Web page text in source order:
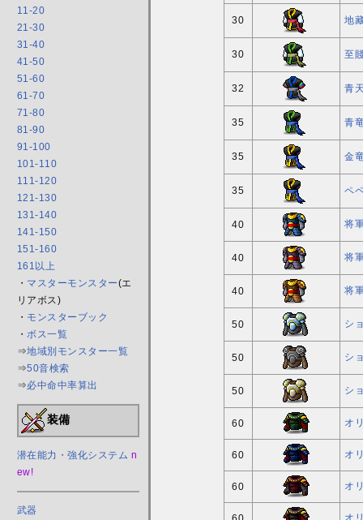
11-20
21-30
31-40
41-50
51-60
61-70
71-80
81-90
91-100
101-110
111-120
121-130
131-140
141-150
151-160
161以上
・ マスターモンスター(エ
リアボス)
・ モンスターブック
・ ボス一覧
⇒地域別モンスター一覧
⇒50音検索
⇒必中命中率算出
装備
潜在能力・強化システム n
ew!
武器
30 地
30 至
32 青
35 青
35 金
35 ペ
40 将
40 将
40 将
50 シ
50 シ
50 シ
60 オ
60 オ
60 オ
オ